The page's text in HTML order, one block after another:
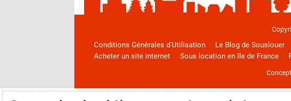
Conditions Générales d'Utilisation Le Blog de Souslouer
Acheter un site internet
Sous location en île de France